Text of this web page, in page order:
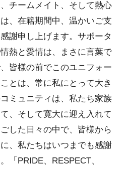
チームメイト、そして熱心
、在籍期間中、温かいご支
謝申し上げます。サポータ
熱と愛情は、まさに言葉で
皆様の前でこのユニフォー
とは、常に私にとって大き
ミュニティは、私たち家族
、そして寛大に迎え入れて
した日々の中で、皆様から
、私たちはいつまでも感謝
「PRIDE、RESPECT、